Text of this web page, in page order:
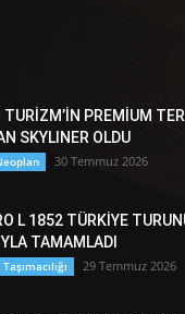
TURİZM’İN PREMİUM
SKYLINER OLDU
30 Temmuz 2026
L 1852 TÜRKİYE
TAMAMLADI
29 Temmuz 2026